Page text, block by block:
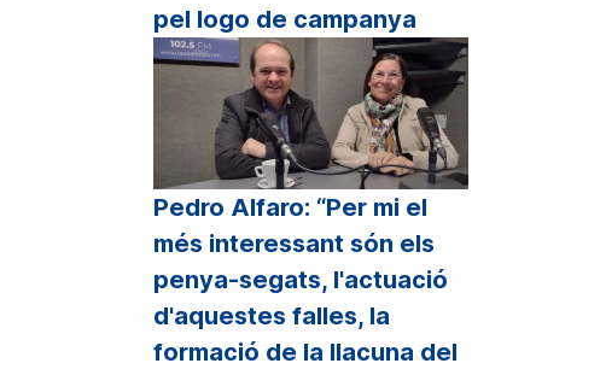
pel logo de campanya
Pedro Alfaro: “Per mi el
més interessant són els
penya-segats, l'actuació
d'aquestes falles, la
formació de la llacuna del